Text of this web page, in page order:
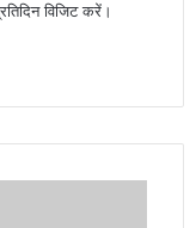
विजिट करें।